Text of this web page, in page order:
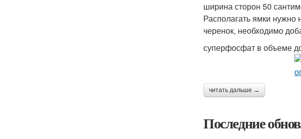
ширина сторон 50
Располагать ямки нужно
черенок, необходимо
суперфосфат в объеме
читать дальше →
Последние